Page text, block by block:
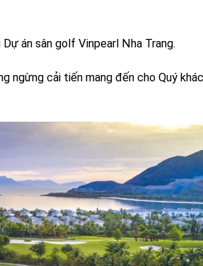
án sân golf Vinpearl Nha Trang.
ngừng cải tiến mang đến cho Quý